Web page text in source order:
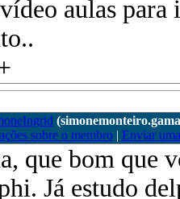
aulas para
sobre o membro| Enviar
que bom que
Já estudo